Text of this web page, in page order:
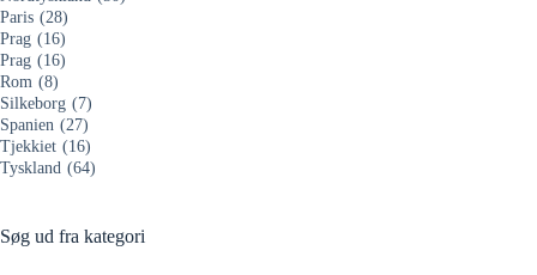
Paris (28)
Prag (16)
Prag (16)
Rom (8)
Silkeborg (7)
Spanien (27)
Tjekkiet (16)
Tyskland (64)
Søg ud fra kategori